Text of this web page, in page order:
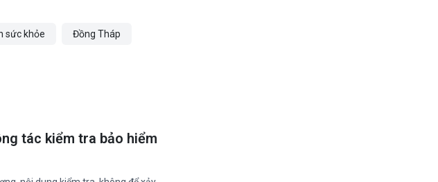
sức khỏe Đồng Tháp
tác kiểm tra bảo hiểm